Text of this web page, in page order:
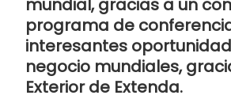
mundial, gracias a un
programa de
interesantes
negocio mundiales,
Exteriorde Extenda.